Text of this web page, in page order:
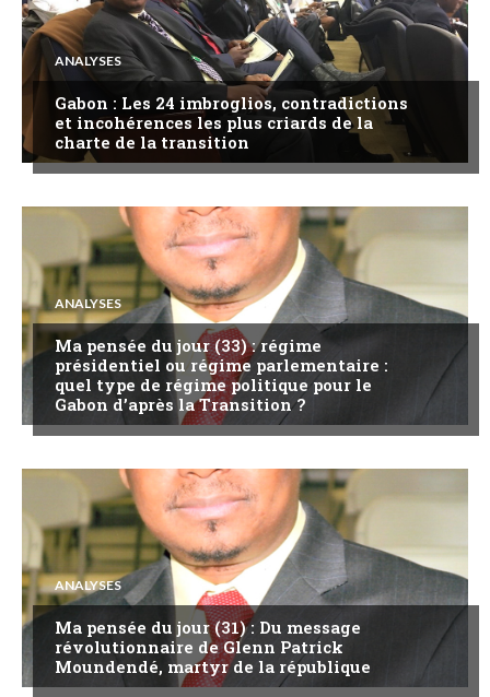
ANALYSES
Gabon : Les 24 imbroglios, contradictions
et incohérences les plus criards de la
charte de la transition
ANALYSES
Ma pensée du jour (33) : régime
présidentiel ou régime parlementaire :
quel type de régime politique pour le
Gabon d’après la Transition ?
ANALYSES
Ma pensée du jour (31) : Du message
révolutionnaire de Glenn Patrick
Moundendé, martyr de la république